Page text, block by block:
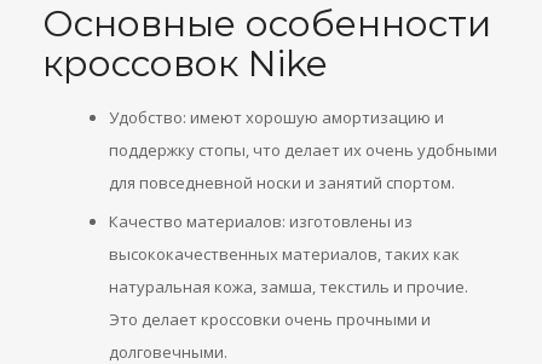
Основные особенности
кроссовок Nike
Удобство: имеют хорошую амортизацию и
поддержку стопы, что делает их очень удобными
для повседневной носки и занятий спортом.
Качество материалов: изготовлены из
высококачественных материалов, таких как
натуральная кожа, замша, текстиль и прочие.
Это делает кроссовки очень прочными и
долговечными.